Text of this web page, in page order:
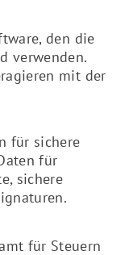
den die
verwenden.
mit der
für sichere
für
sichere
für Steuern